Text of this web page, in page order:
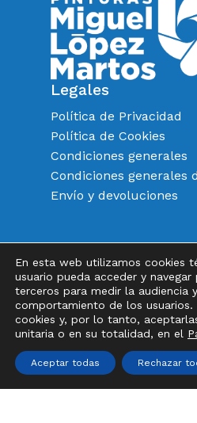
Subtotal:
Ver Carrito
Legales
Política de Privacidad
Política de Cookies
Condiciones generales
Condiciones generales
Envío y devoluciones
Instagram FaceBook
En esta web utilizamos cookies
usuario pueda acceder y
terceros para medir la audiencia
comportamiento de los usuarios.
cookies y, por lo tanto,
unitaria o en su totalidad, en el
Aceptar todas Rechazar